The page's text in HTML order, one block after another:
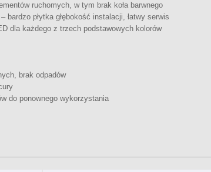
ruchomych, w tym brak koła barwnego
bardzo płytka głębokość instalacji, łatwy serwis
dla każdego z trzech podstawowych kolorów
brak odpadów
do ponownego wykorzystania